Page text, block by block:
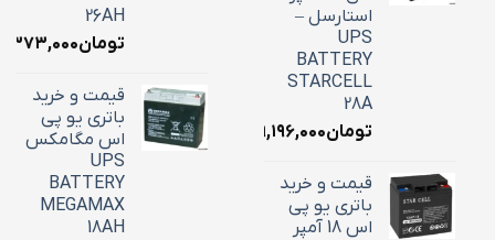
استارسل –
UPS
BATTERY
STARCELL
28A
تومان۹,۱۹۶,۰۰۰
قیمت و خرید
باتری یو پی
اس 18 آمپر
26AH
تومان
قیمت و خرید
باتری یو پی
اس مگامکس
UPS
BATTERY
MEGAMAX
18AH